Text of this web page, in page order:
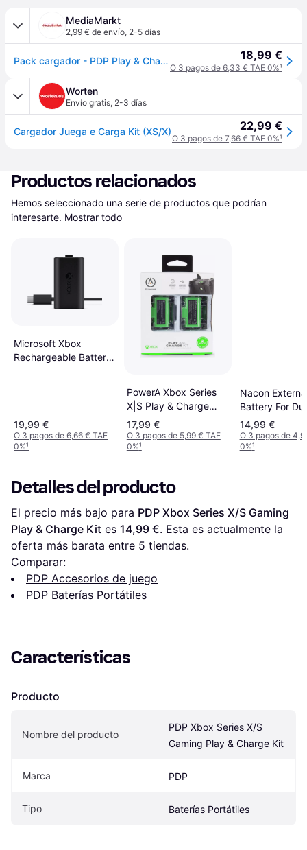
MediaMarkt
2,99 € de envío, 2-5 días
Pack cargador - PDP Play & Charge Kit, Para Xbox Serie X y One , Autonomía 20 h, Negro 18,99 €
O 3 pagos de 6,33 € TAE 0%¹
Worten
Envío gratis, 2-3 días
Cargador Juega e Carga Kit (XS/X) 22,99 €
O 3 pagos de 7,66 € TAE 0%¹
Productos relacionados
Hemos seleccionado una serie de productos que podrían
interesarte. Mostrar todo
Microsoft Xbox
Rechargeable Battery
19,99 €
O 3 pagos de 6,66 € TAE
0%¹
PowerA Xbox Series
X|S Play & Charge
Battery Kit
17,99 €
O 3 pagos de 5,99 € TAE
0%¹
Nacon
Battery For
Edge
14,99 €
O 3 pagos de
0%¹
Detalles del producto
El precio más bajo para PDP Xbox Series X/S Gaming
Play & Charge Kit es 14,99 €. Esta es actualmente la
oferta más barata entre 5 tiendas.
Comparar:
PDP Accesorios de juego
PDP Baterías Portátiles
Características
Producto
Nombre del producto
PDP Xbox Series X/S
Gaming Play & Charge Kit
Marca PDP
Tipo Baterías Portátiles